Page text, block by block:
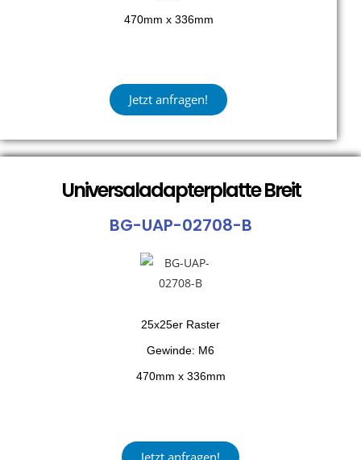
470mm x 336mm
Jetzt anfragen!
Universaladapterplatte Breit
BG-UAP-02708-B
25x25er Raster
Gewinde: M6
470mm x 336mm
Jetzt anfragen!